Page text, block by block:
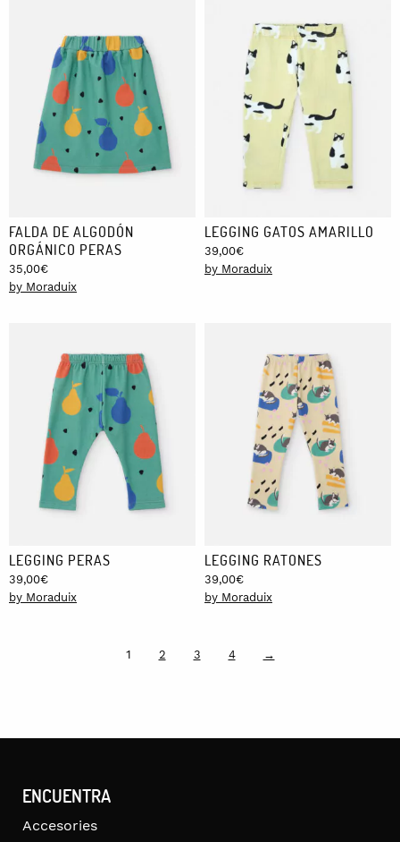
FALDA DE ALGODÓN
ORGÁNICO PERAS
35,00€
by Moraduix
LEGGING GATOS AMARILLO
39,00€
by Moraduix
LEGGING PERAS
39,00€
by Moraduix
LEGGING RATONES
39,00€
by Moraduix
1 2 3 4 →
ENCUENTRA
Accesories